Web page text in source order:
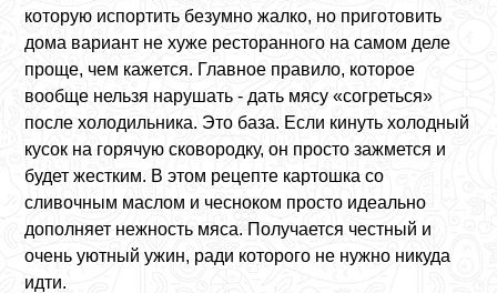
которую испортить безумно жалко, но приготовить
дома вариант не хуже ресторанного на самом деле
проще, чем кажется. Главное правило, которое
вообще нельзя нарушать - дать мясу «согреться»
после холодильника. Это база. Если кинуть холодный
кусок на горячую сковородку, он просто зажмется и
будет жестким. В этом рецепте картошка со
сливочным маслом и чесноком просто идеально
дополняет нежность мяса. Получается честный и
очень уютный ужин, ради которого не нужно никуда
идти.